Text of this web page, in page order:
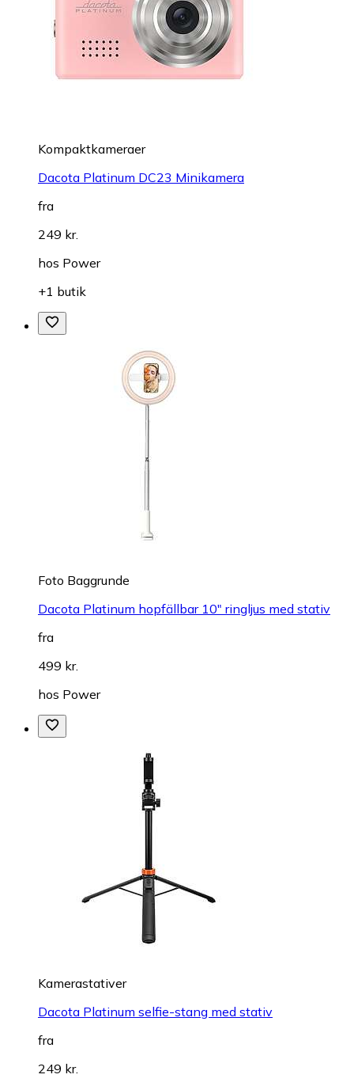
Kompaktkameraer
Dacota Platinum DC23 Minikamera
fra
249 kr.
hos Power
+1 butik
Foto Baggrunde
Dacota Platinum hopfällbar 10" ringljus med stativ
fra
499 kr.
hos Power
Kamerastativer
Dacota Platinum selfie-stang med stativ
fra
249 kr.